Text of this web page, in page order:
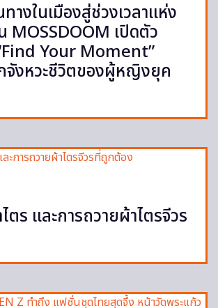
างในเมืองสู่ช่วงเวลาแห่ง
MOSSDOOM เปิดตัว
Your Moment”
จังหวะชีวิตของผู้หญิงยุค
ตร และการถวายผ้าไตรจีวร